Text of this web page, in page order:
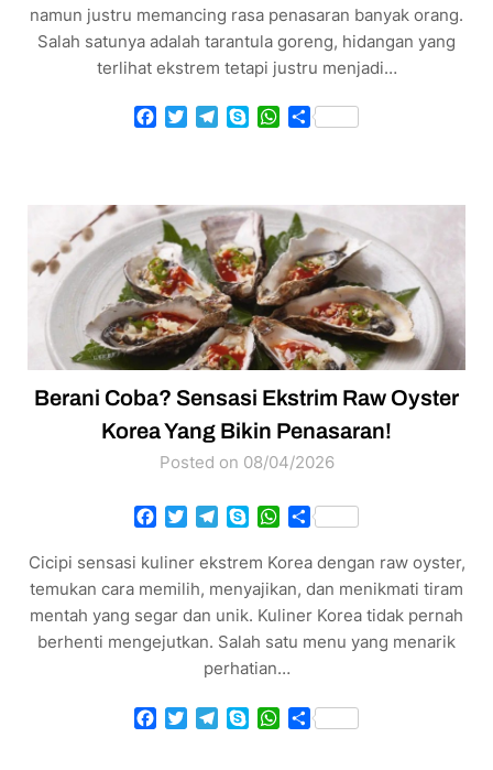
namun justru memancing rasa penasaran banyak orang.
Salah satunya adalah tarantula goreng, hidangan yang
terlihat ekstrem tetapi justru menjadi…
Facebook
TwitterTelegram
SkypeWhatsApp
Share
Berani Coba? Sensasi Ekstrim Raw Oyster
Korea Yang Bikin Penasaran!
Posted on 08/04/2026
Facebook
TwitterTelegram
SkypeWhatsApp
Share
Cicipi sensasi kuliner ekstrem Korea dengan raw oyster,
temukan cara memilih, menyajikan, dan menikmati tiram
mentah yang segar dan unik. Kuliner Korea tidak pernah
berhenti mengejutkan. Salah satu menu yang menarik
perhatian…
Facebook
TwitterTelegram
SkypeWhatsApp
Share